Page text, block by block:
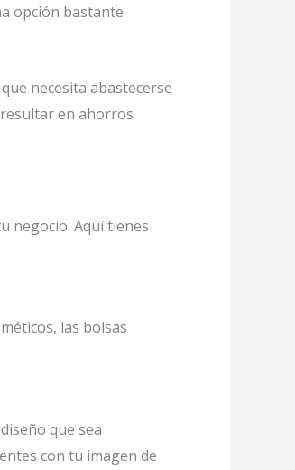
opción bastante
necesita abastecerse
en ahorros
negocio. Aquí tienes
las bolsas
que sea
con tu imagen de